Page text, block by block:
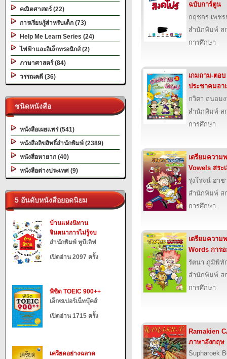
คณิตศาสตร์ (22)
การเรียนรู้สำหรับเด็ก (73)
Help Me Learn Series (24)
ไฟฟ้าและอิเล็กทรอนิกส์ (2)
ภาษาศาสตร์ (84)
วรรณคดี (36)
ชนิดหนังสือ
หนังสือเผยแพร่ (541)
หนังสือลิขสิทธิ์สำนักพิมพ์ (2389)
หนังสือหายาก (40)
หนังสือต่างประเทศ (9)
5 อันดับหนังสือยอดนิยม
บ้านแห่งนิทาน
จินตนาการไม่รู้จบ
สำนักพิมพ์ ทูบีเลิฟ
เปิดอ่าน 2097 ครั้ง
พิชิต TOEIC 900++
เอ็กซเปอร์เน็ทบุ๊คส์
เปิดอ่าน 1715 ครั้ง
เครียดอย่างฉลาด
ฉบับการ์ตูน
กฤชกร เพช
สำนักพิมพ์ ส
การศึกษา
เกมถาม-ตอ
ประชาคมอา
กวิตา ถนอม
สำนักพิมพ์ ส
การศึกษา
เตรียมความ
Vowels สระ
รุ่งโรจน์ อา
สำนักพิมพ์ ส
การศึกษา
เตรียมความ
Words การ
รัตนา ภูมิพิทั
สำนักพิมพ์ ส
การศึกษา
Ramakien
ภาษาอังกฤษ
Supharoek